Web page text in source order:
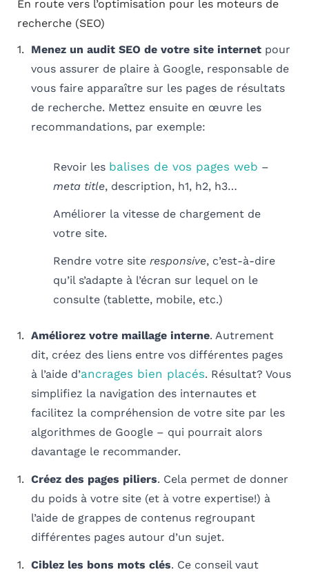
En route vers l’optimisation pour les moteurs de
recherche (SEO)
Menez un audit SEO de votre site internet pour
vous assurer de plaire à Google, responsable de
vous faire apparaître sur les pages de résultats
de recherche. Mettez ensuite en œuvre les
recommandations, par exemple:
Revoir les balises de vos pages web –
meta title, description, h1, h2, h3…
Améliorer la vitesse de chargement de
votre site.
Rendre votre site responsive, c’est-à-dire
qu’il s’adapte à l’écran sur lequel on le
consulte (tablette, mobile, etc.)
Améliorez votre maillage interne. Autrement
dit, créez des liens entre vos différentes pages
à l’aide d’ancrages bien placés. Résultat? Vous
simplifiez la navigation des internautes et
facilitez la compréhension de votre site par les
algorithmes de Google – qui pourrait alors
davantage le recommander.
Créez des pages piliers. Cela permet de donner
du poids à votre site (et à votre expertise!) à
l’aide de grappes de contenus regroupant
différentes pages autour d’un sujet.
Ciblez les bons mots clés. Ce conseil vaut